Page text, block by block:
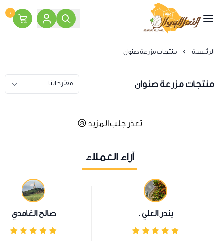
النحل الجوال
٠
الرئيسية منتجات مزرعة صنوان
منتجات مزرعة صنوان
تعذر جلب المزيد 😢
آراء العملاء
بندر العلي . صالح الغامدي